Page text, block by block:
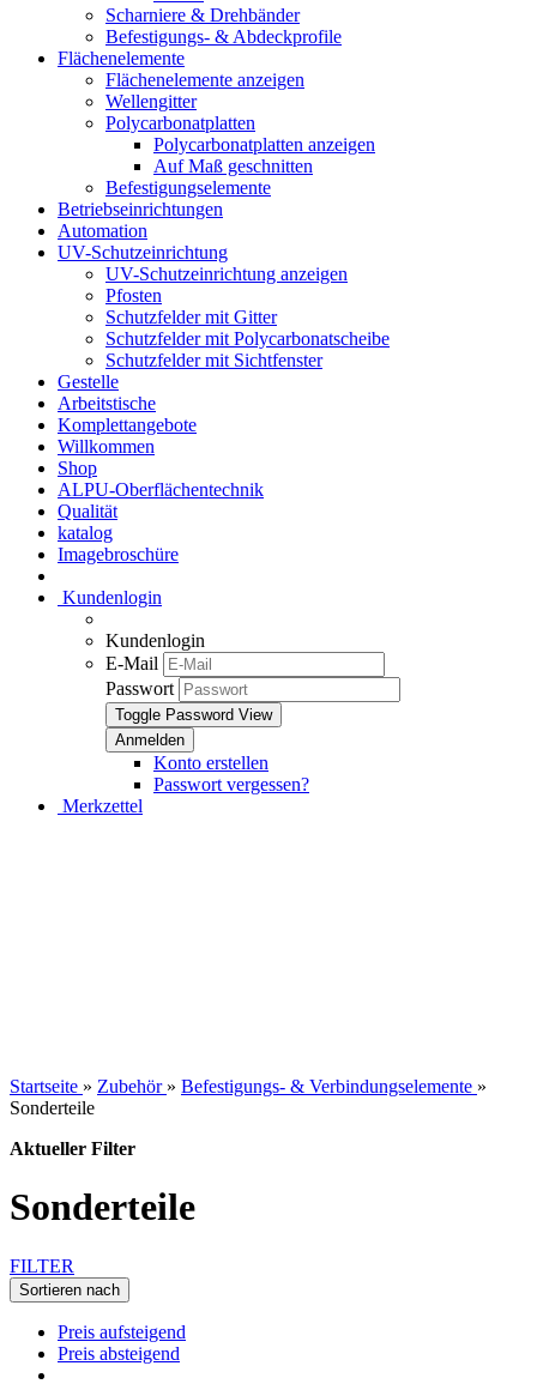
Scharniere & Drehbänder
Befestigungs- & Abdeckprofile
Flächenelemente
Flächenelemente anzeigen
Wellengitter
Polycarbonatplatten
Polycarbonatplatten anzeigen
Auf Maß geschnitten
Befestigungselemente
Betriebseinrichtungen
Automation
UV-Schutzeinrichtung
UV-Schutzeinrichtung anzeigen
Pfosten
Schutzfelder mit Gitter
Schutzfelder mit Polycarbonatscheibe
Schutzfelder mit Sichtfenster
Gestelle
Arbeitstische
Komplettangebote
Willkommen
Shop
ALPU-Oberflächentechnik
Qualität
katalog
Imagebroschüre
Kundenlogin
Kundenlogin
E-Mail
Passwort
Toggle Password View
Konto erstellen
Passwort vergessen?
Merkzettel
Startseite » Zubehör » Befestigungs- & Verbindungselemente »
Sonderteile
Aktueller Filter
Sonderteile
FILTER
Sortieren nach
Preis aufsteigend
Preis absteigend